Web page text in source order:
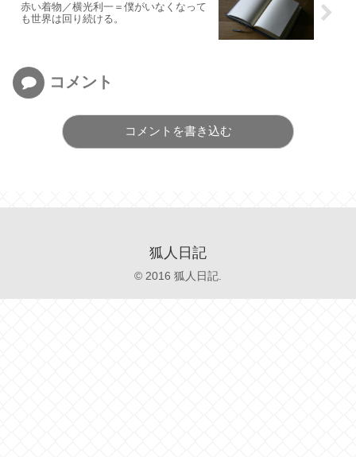
赤い着物／横光利一＝僕がいなくなって
も世界は回り続ける。
コメント
コメントを書き込む
狐人日記
© 2016 狐人日記.